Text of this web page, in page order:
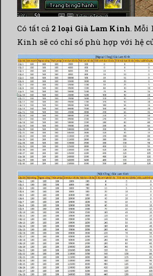
Có tất cả 2 loại Già Lam Kinh. Mỗi
Kinh sẽ có chỉ số phù hợp với hệ